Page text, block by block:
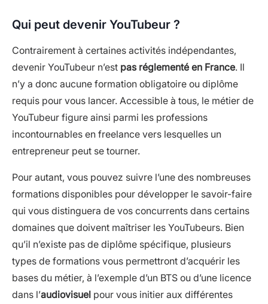
Qui peut devenir YouTubeur ?
Contrairement à certaines activités indépendantes,
devenir YouTubeur n’est pas réglementé en France. Il
n’y a donc aucune formation obligatoire ou diplôme
requis pour vous lancer. Accessible à tous, le métier de
YouTubeur figure ainsi parmi les professions
incontournables en freelance vers lesquelles un
entrepreneur peut se tourner.
Pour autant, vous pouvez suivre l’une des nombreuses
formations disponibles pour développer le savoir-faire
qui vous distinguera de vos concurrents dans certains
domaines que doivent maîtriser les YouTubeurs. Bien
qu’il n’existe pas de diplôme spécifique, plusieurs
types de formations vous permettront d’acquérir les
bases du métier, à l’exemple d’un BTS ou d’une licence
dans l’audiovisuel pour vous initier aux différentes